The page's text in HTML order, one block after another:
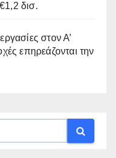
δισ.
στον Α’
επηρεάζονται την